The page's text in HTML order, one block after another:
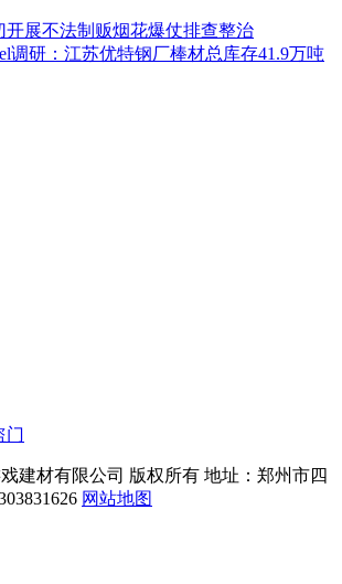
开展不法制贩烟花爆仗排查整治
调研：江苏优特钢厂棒材总库存41.9万吨
门
建材有限公司 版权所有 地址：郑州市四
网站地图